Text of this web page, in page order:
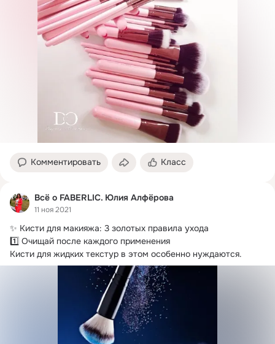
Комментировать Класс
Всё о FABERLIC. Юлия Алфёрова
11 ноя 2021
✨ Кисти для макияжа: 3 золотых правила ухода
1️⃣ Очищай после каждого применения
Кисти для жидких текстур в этом особенно нуждаются.